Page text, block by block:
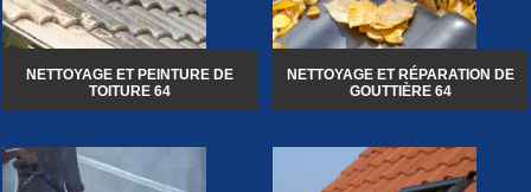
NETTOYAGE ET PEINTURE DE
TOITURE 64
NETTOYAGE ET RÉPARATION DE
GOUTTIÈRE 64